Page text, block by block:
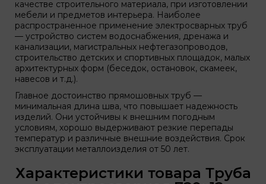
качестве строительного материала, при изготовлении
мебели и предметов интерьера. Наиболее
распространенное применение электросварных труб
— устройство систем водоснабжения, дренажа и
канализации, магистральных нефтегазопроводов,
строительство детских и спортивных площадок, малых
архитектурных форм (беседок, остановок, скамеек,
навесов и т.д.).
Главное достоинство прямошовных труб —
минимальная длина шва, что повышает надежность
изделий. Они устойчивы к внешним погодным
условиям, хорошо выдерживают резкие перепады
температур и различные внешние воздействия. Срок
эксплуатации металлоизделия от 50 лет.
Характеристики товара Труба